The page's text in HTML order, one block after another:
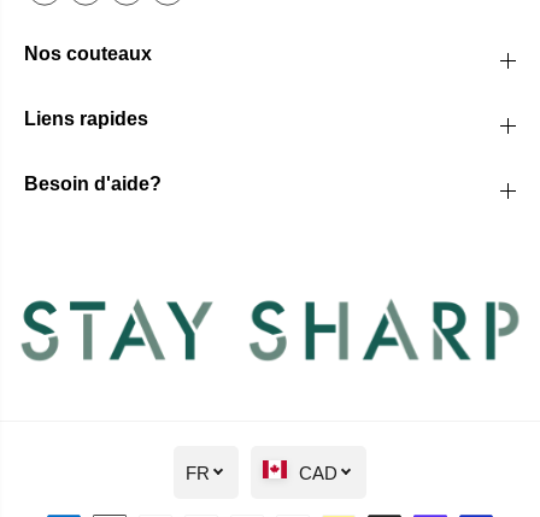
Nos couteaux
Liens rapides
Besoin d'aide?
FR CAD